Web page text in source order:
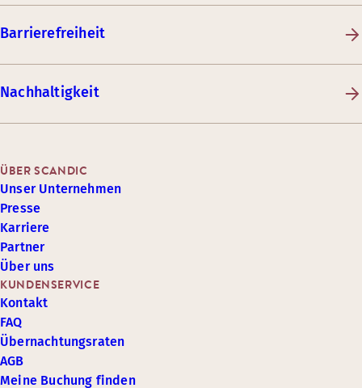
Barrierefreiheit
Nachhaltigkeit
KUNDENSERVICE
Kontakt
FAQ
Übernachtungsraten
AGB
Meine Buchung finden
ÜBER SCANDIC
Unser Unternehmen
Presse
Karriere
Partner
Über uns